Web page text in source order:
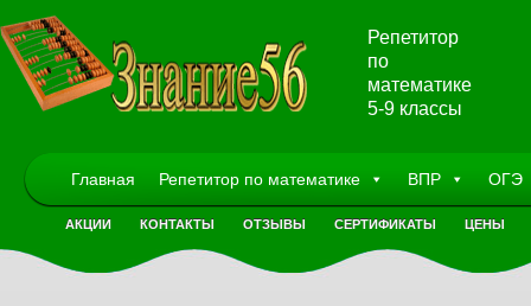
Репетитор
по
математике
5-9 классы
Главная Репетитор по математике ВПР ОГЭ
АКЦИИ КОНТАКТЫ ОТЗЫВЫ СЕРТИФИКАТЫ ЦЕНЫ